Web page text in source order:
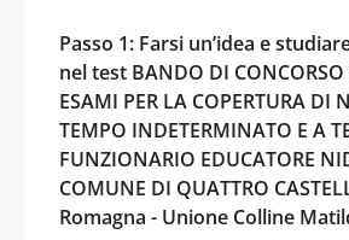
Passo 1: Farsi un’idea e
nel test BANDO DI CONCORSO
ESAMI PER LA COPERTURA DI
TEMPO INDETERMINATO E A
FUNZIONARIO EDUCATORE
COMUNE DI QUATTRO
Romagna - Unione Colline